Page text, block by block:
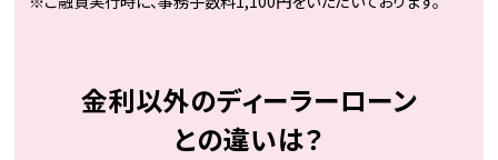
⾦利以外のディーラーローン
との違いは？